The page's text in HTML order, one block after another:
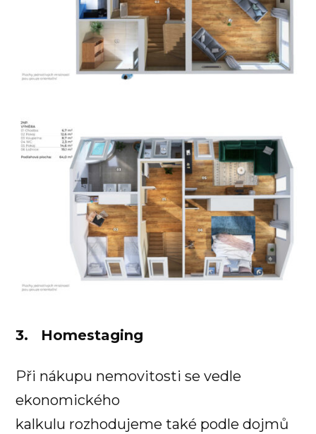
3. Homestaging
Při nákupu nemovitosti se vedle
ekonomického
kalkulu rozhodujeme také podle dojmů